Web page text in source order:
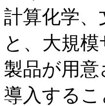
計算化学
と、大規
製品が用
導入する